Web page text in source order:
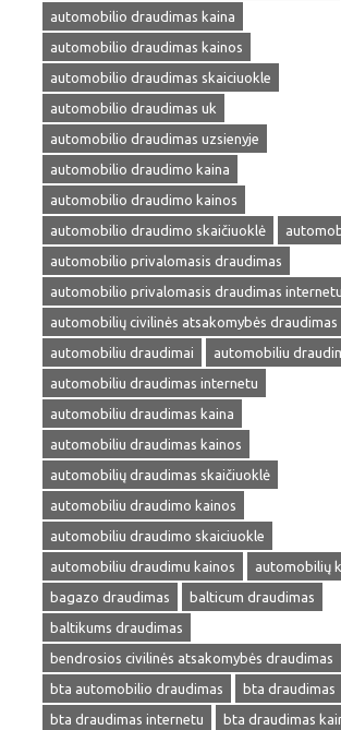
automobilio draudimas kaina
automobilio draudimas kainos
automobilio draudimas skaiciuokle
automobilio draudimas uk
automobilio draudimas uzsienyje
automobilio draudimo kaina
automobilio draudimo kainos
automobilio draudimo skaičiuoklė
automobilio privalomasis draudimas
automobilio privalomasis draudimas internetu
automobilių civilinės atsakomybės draudimas
automobiliu draudimai
automobiliu
automobiliu draudimas internetu
automobiliu draudimas kaina
automobiliu draudimas kainos
automobilių draudimas skaičiuoklė
automobiliu draudimo kainos
automobiliu draudimo skaiciuokle
automobiliu draudimu kainos
automobilių
bagazo draudimas
balticum draudimas
baltikums draudimas
bendrosios civilinės atsakomybės draudimas
bta automobilio draudimas
bta draudimas
bta draudimas internetu
bta draudimas